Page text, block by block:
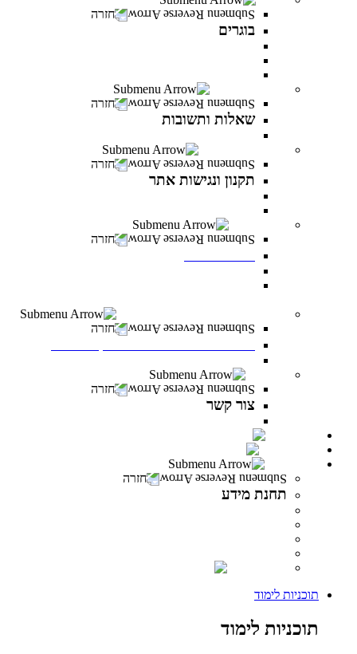
חזרה
בוגרים
חזרה
שאלות ותשובות
חזרה
תקנון ונגישות אתר
חזרה
חזרה
חזרה
צור קשר
חזרה
תחנת מידע
תוכניות לימוד
תוכניות לימוד